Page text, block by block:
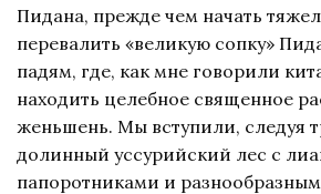
Пидана, прежде чем начать
перевалить «великую сопку»
падям, где, как мне говорили
находить целебное священное
женьшень. Мы вступили, следуя
долинный уссурийский лес с
папоротниками и